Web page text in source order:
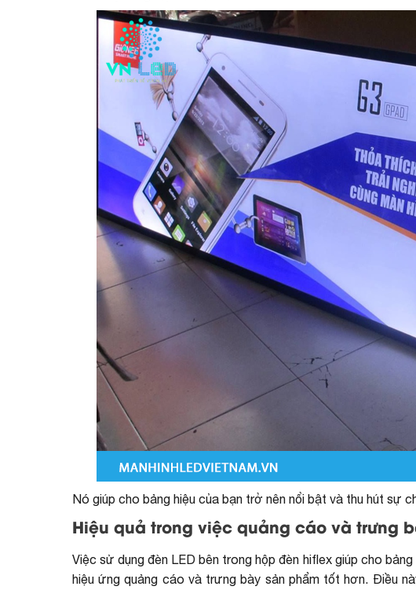
Nó giúp cho bảng hiệu của bạn trở nên nổi bật và thu hút sự
Hiệu quả trong việc quảng cáo và trưng
Việc sử dụng đèn LED bên trong hộp đèn hiflex giúp cho
hiệu ứng quảng cáo và trưng bày sản phẩm tốt hơn. Điều